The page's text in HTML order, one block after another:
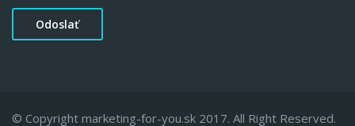
© Copyright marketing-for-you.sk 2017. All Right Reserved.